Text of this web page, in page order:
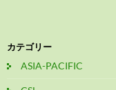
カテゴリー
ASIA-PACIFIC